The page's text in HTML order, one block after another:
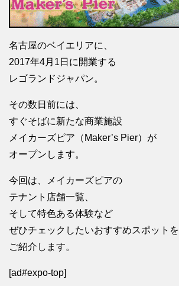
名古屋のベイエリアに、
2017年4月1日に開業する
レゴランドジャパン。
その数日前には、
すぐそばに新たな商業施設
メイカーズピア（Maker’s Pier）が
オープンします。
今回は、メイカーズピアの
テナント店舗一覧、
そして特色ある体験など
ぜひチェックしたいおすすめスポットを
ご紹介します。
[ad#expo-top]